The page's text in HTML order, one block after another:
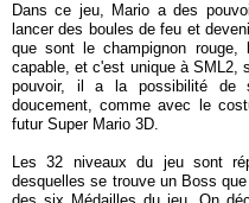
Dans ce jeu, Mario a des
lancer des boules de feu et
que sont le champignon
capable, et c'est unique à SML2,
pouvoir, il a la possibilité de
doucement, comme avec le
futur Super Mario 3D.
Les 32 niveaux du jeu sont
desquelles se trouve un Boss